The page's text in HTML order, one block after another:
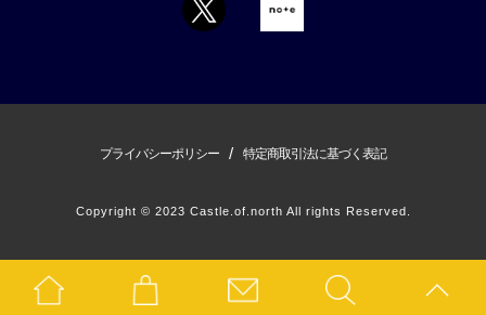
プライバシーポリシー / 特定商取引法に基づく表記
Copyright © 2023 Castle.of.north All rights Reserved.